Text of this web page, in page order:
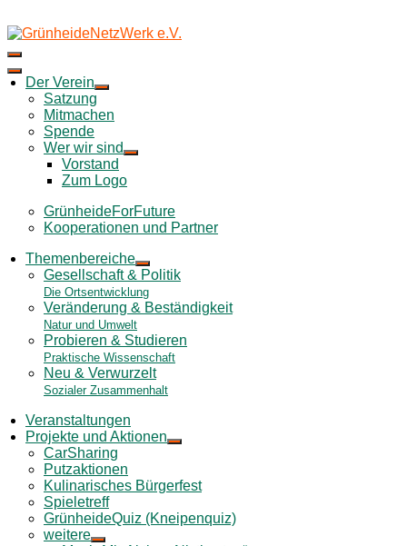
to
Der Verein
Satzung
Mitmachen
Spende
Wer wir sind
Vorstand
Zum Logo
GrünheideForFuture
Kooperationen und Partner
Themenbereiche
Gesellschaft & Politik
Die Ortsentwicklung
Veränderung & Beständigkeit
Natur und Umwelt
Probieren & Studieren
Praktische Wissenschaft
Neu & Verwurzelt
Sozialer Zusammenhalt
Veranstaltungen
Projekte und Aktionen
CarSharing
Putzaktionen
Kulinarisches Bürgerfest
Spieletreff
GrünheideQuiz (Kneipenquiz)
weitere